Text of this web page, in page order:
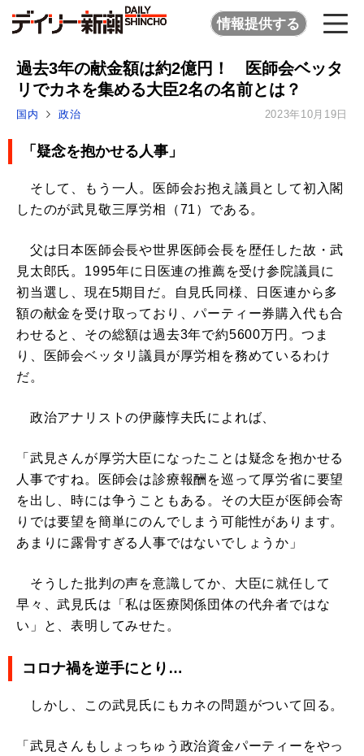
情報提供する
過去3年の献金額は約2億円！ 医師会ベッタ
リでカネを集める大臣2名の名前とは？
国内 政治 2023年10月19日
「疑念を抱かせる人事」
そして、もう一人。医師会お抱え議員として初入閣
したのが武見敬三厚労相（71）である。
父は日本医師会長や世界医師会長を歴任した故・武
見太郎氏。1995年に日医連の推薦を受け参院議員に
初当選し、現在5期目だ。自見氏同様、日医連から多
額の献金を受け取っており、パーティー券購入代も合
わせると、その総額は過去3年で約5600万円。つま
り、医師会ベッタリ議員が厚労相を務めているわけ
だ。
政治アナリストの伊藤惇夫氏によれば、
「武見さんが厚労大臣になったことは疑念を抱かせる
人事ですね。医師会は診療報酬を巡って厚労省に要望
を出し、時には争うこともある。その大臣が医師会寄
りでは要望を簡単にのんでしまう可能性があります。
あまりに露骨すぎる人事ではないでしょうか」
そうした批判の声を意識してか、大臣に就任して
早々、武見氏は「私は医療関係団体の代弁者ではな
い」と、表明してみせた。
コロナ禍を逆手にとり…
しかし、この武見氏にもカネの問題がついて回る。
「武見さんもしょっちゅう政治資金パーティーをやっ